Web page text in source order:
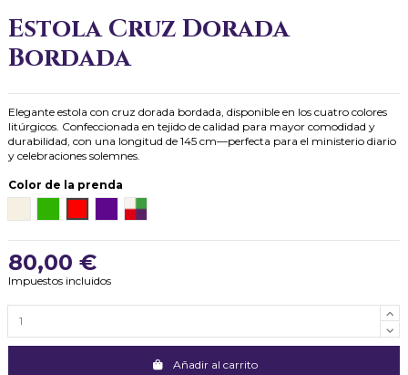
Estola Cruz Dorada
Bordada
Elegante estola con cruz dorada bordada, disponible en los cuatro colores
litúrgicos. Confeccionada en tejido de calidad para mayor comodidad y
durabilidad, con una longitud de 145 cm—perfecta para el ministerio diario
y celebraciones solemnes.
Color de la prenda
MoradoJuego Completo
80,00 €
Impuestos incluidos
Añadir al carrito